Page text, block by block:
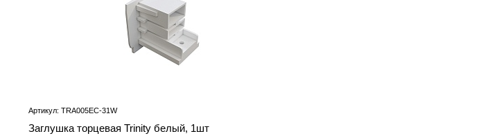
Артикул: TRA005EC-31W
Заглушка торцевая Trinity белый, 1шт